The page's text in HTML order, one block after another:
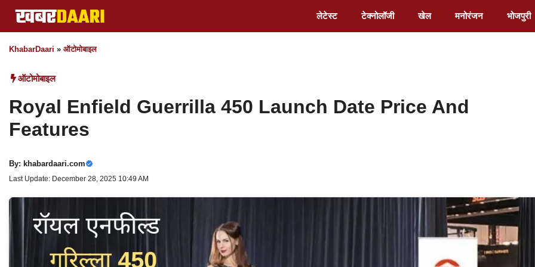
Skip
to
content
लेटेस्ट टेक्नोलॉजी खेल मनोरंजन भोजपुरी
KhabarDaari » ऑटोमोबाइल
ऑटोमोबाइल
Royal Enfield Guerrilla 450 Launch Date Price And
Features
By: khabardaari.com
Last Update: December 28, 2025 10:49 AM